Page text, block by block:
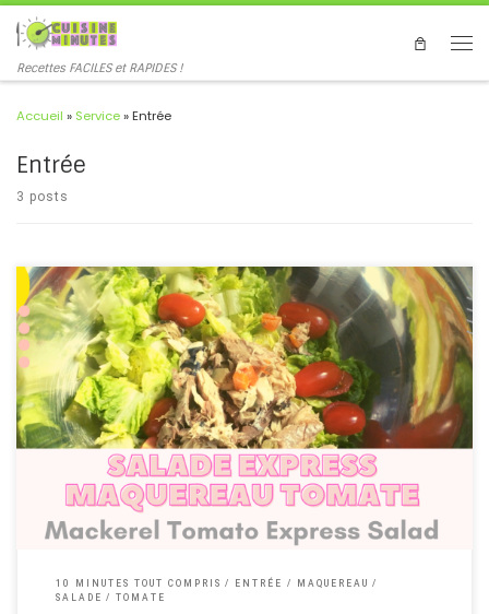
Recettes FACILES et RAPIDES !
Accueil » Service»Entrée
Entrée
3 posts
#salade #maquereau #tomates #rapide #express #salad
#mackerel #tomato #fast #French #recipe Une salade rapide et
pleine de protéines de poisson maquereau, prête en quelques
minutes, lorsque vous êtes pressés mais que vous voulez mangez
équilibré ! A quick and protein-packed mackerel fish salad, ready
in minutes, when you're in a hurry but want to eat a balanced diet!
10 MINUTES TOUT COMPRIS ENTRÉE
MAQUEREAU
SALADE
TOMATE